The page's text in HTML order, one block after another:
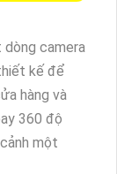
dòng camera
kế để
hàng và
360 độ
một